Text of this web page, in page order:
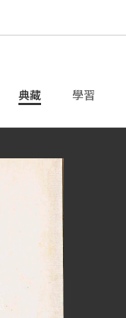
典藏 學習